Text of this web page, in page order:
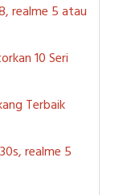
realme 5 atau
10 Seri
Terbaik
realme 5